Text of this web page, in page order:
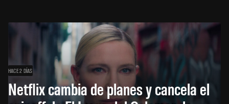
HACE 2 DÍAS
Netflix cambia de planes y cancela el